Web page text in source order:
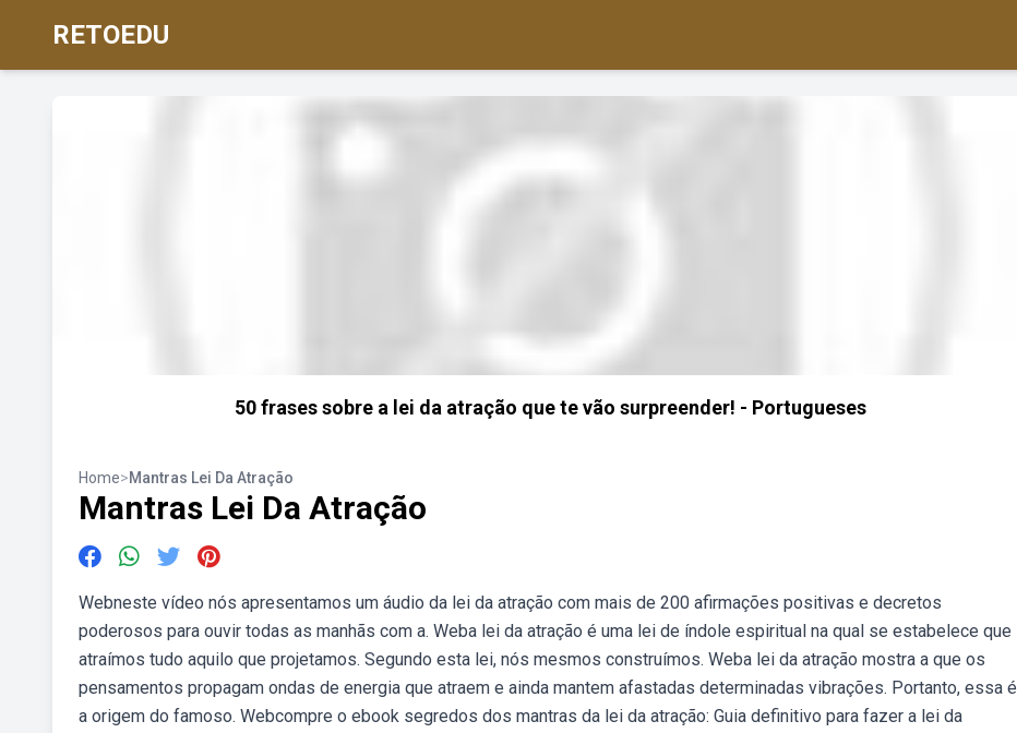
RETOEDU
50 frases sobre a lei da atração que te vão surpreender! - Portugueses
Home>Mantras Lei Da Atração
Mantras Lei Da Atração
Webneste vídeo nós apresentamos um áudio da lei da atração com mais de 200 afirmações positivas e decretos
poderosos para ouvir todas as manhãs com a. Weba lei da atração é uma lei de índole espiritual na qual se estabelece que
atraímos tudo aquilo que projetamos. Segundo esta lei, nós mesmos construímos. Weba lei da atração mostra a que os
pensamentos propagam ondas de energia que atraem e ainda mantem afastadas determinadas vibrações. Portanto, essa é
a origem do famoso. Webcompre o ebook segredos dos mantras da lei da atração: Guia definitivo para fazer a lei da